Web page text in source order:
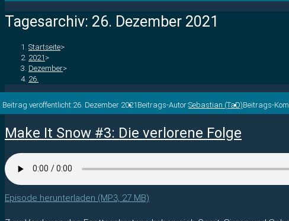
Tagesarchiv: 26. Dezember 2021
Startseite>
2021 >
Dezember>
26.
Beitrag veröffentlicht:26. Dezember 2021 Beitrags-Autor:Sebastian (TaD)Beitrags-
Make It Snow #3: Die verlorene Folge
Episode herunterladen (MP3, 27 MB)